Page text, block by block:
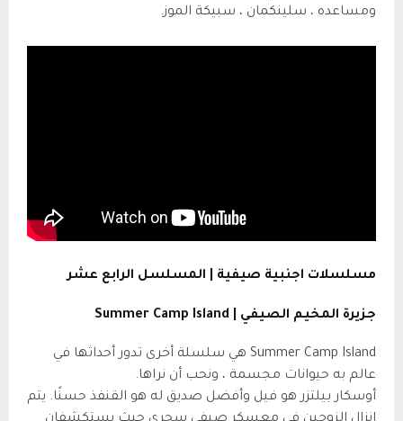
ومساعده ، سلينكمان ، سبيكة الموز.
مسلسلات اجنبية صيفية | المسلسل الرابع عشر
جزيرة المخيم الصيفي | Summer Camp Island
Summer Camp Island هي سلسلة أخرى تدور أحداثها في
عالم به حيوانات مجسمة ، ونحب أن نراها.
أوسكار بيلتزر هو فيل وأفضل صديق له هو القنفذ حسنًا. يتم